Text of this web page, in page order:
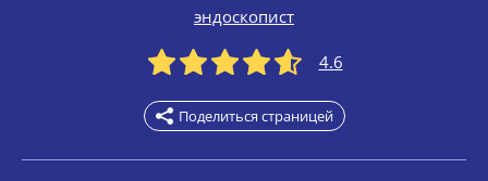
эндоскопист
4.6
Поделиться страницей